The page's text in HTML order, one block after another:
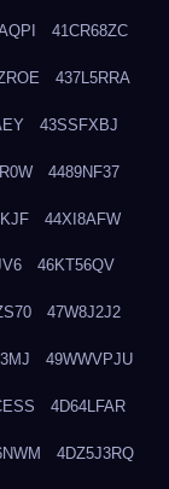
41CR68ZC
437L5RRA
43SSFXBJ
4489NF37
44XI8AFW
46KT56QV
47W8J2J2
49WWVPJU
4D64LFAR
4DZ5J3RQ